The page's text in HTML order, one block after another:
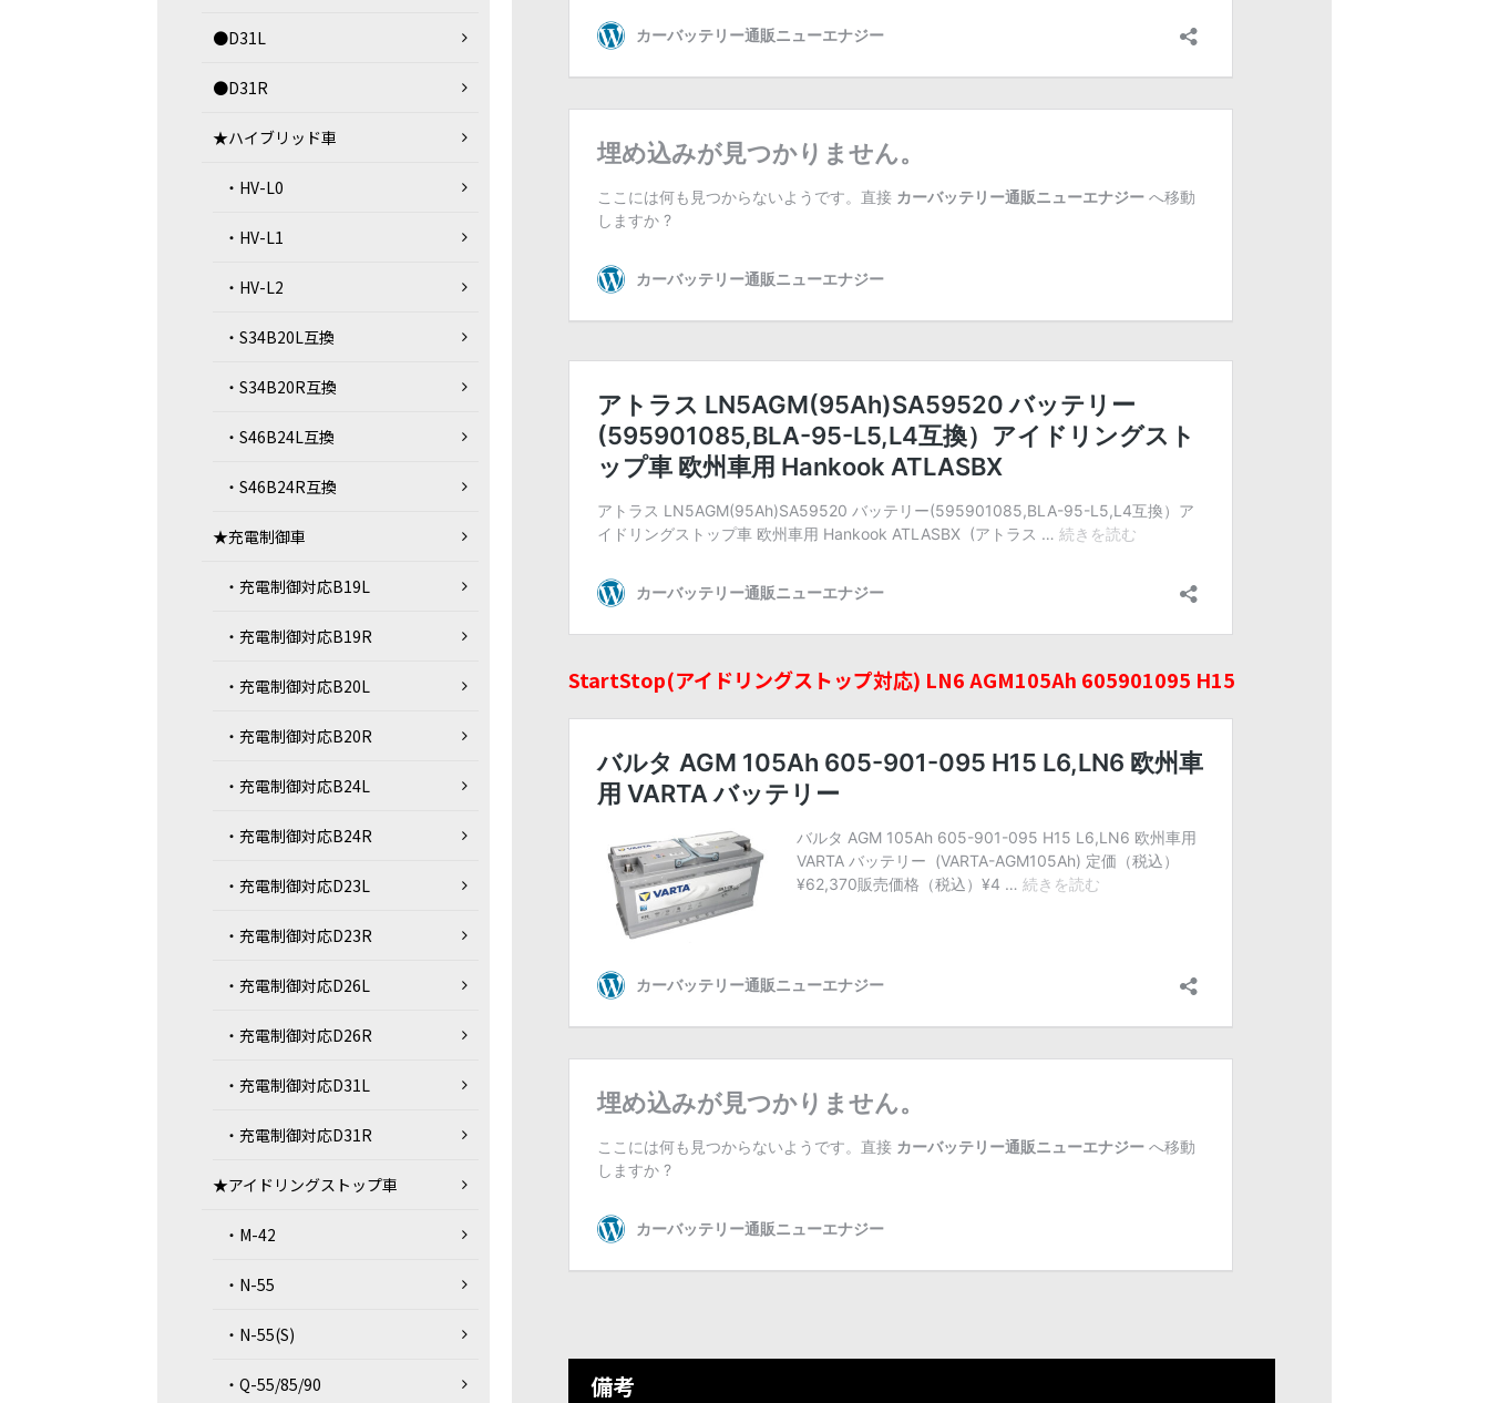
StartStop(アイドリングストップ対応) LN6 AGM105Ah 605901095 H15
備考
●D31L
●D31R
★ハイブリッド車
・HV-L0
・HV-L1
・HV-L2
・S34B20L互換
・S34B20R互換
・S46B24L互換
・S46B24R互換
★充電制御車
・充電制御対応B19L
・充電制御対応B19R
・充電制御対応B20L
・充電制御対応B20R
・充電制御対応B24L
・充電制御対応B24R
・充電制御対応D23L
・充電制御対応D23R
・充電制御対応D26L
・充電制御対応D26R
・充電制御対応D31L
・充電制御対応D31R
★アイドリングストップ車
・M-42
・N-55
・N-55(S)
・Q-55/85/90